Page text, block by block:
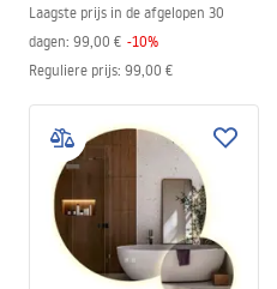
Laagste prijs in de afgelopen 30
dagen: 99,00 € -10%
Reguliere prijs: 99,00 €